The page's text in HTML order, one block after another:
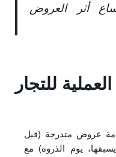
أثر العروض
للتجار
عروض متدرجة (قبل
يوم الذروة) مع